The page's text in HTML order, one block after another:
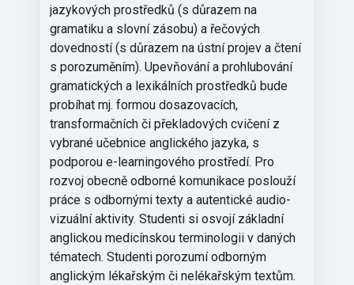
jazykových prostředků (s důrazem na
gramatiku a slovní zásobu) a řečových
dovedností (s důrazem na ústní projev a čtení
s porozuměním). Upevňování a prohlubování
gramatických a lexikálních prostředků bude
probíhat mj. formou dosazovacích,
transformačních či překladových cvičení z
vybrané učebnice anglického jazyka, s
podporou e-learningového prostředí. Pro
rozvoj obecně odborné komunikace poslouží
práce s odbornými texty a autentické audio-
vizuální aktivity. Studenti si osvojí základní
anglickou medicínskou terminologii v daných
tématech. Studenti porozumí odborným
anglickým lékařským či nelékařským textům.